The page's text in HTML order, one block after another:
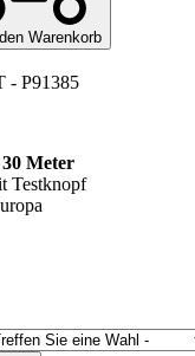
Warenkorb
- P91385
30 Meter
Testknopf